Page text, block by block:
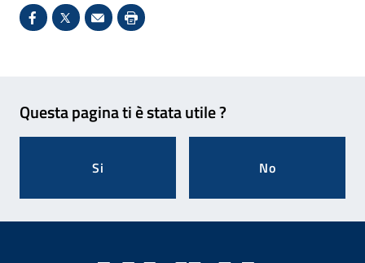
Condividi su Facebook - Sito esterno - Apertura in
X - Sito esterno - Apertura in nuova finestra
Invio Mail: apre il programma di posta
Stampa pagina: scelta meno
Questa pagina ti è stata utile ?
Si No